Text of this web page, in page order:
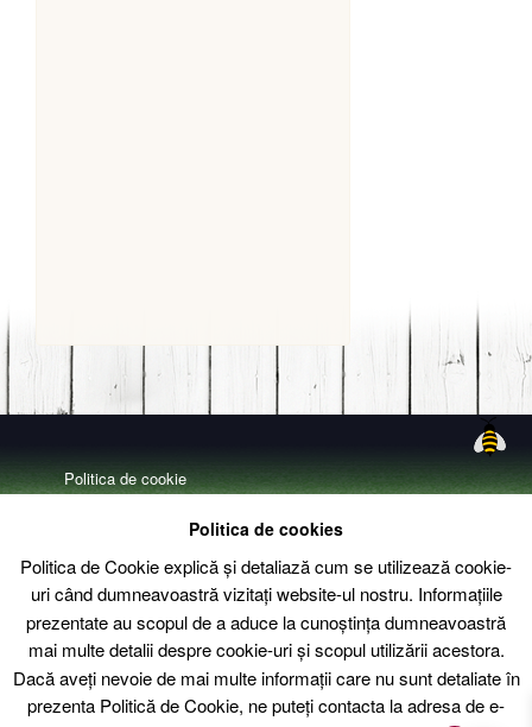
Politica de cookie
Politica de confidentialitate
Livrare – Termeni si conditii
Contact
Politica de cookies
Politica de Cookie explică și detaliază cum se utilizează cookie-
uri când dumneavoastră vizitați website-ul nostru. Informațiile
prezentate au scopul de a aduce la cunoștința dumneavoastră
mai multe detalii despre cookie-uri și scopul utilizării acestora.
Dacă aveți nevoie de mai multe informații care nu sunt detaliate în
prezenta Politică de Cookie, ne puteți contacta la adresa de e-